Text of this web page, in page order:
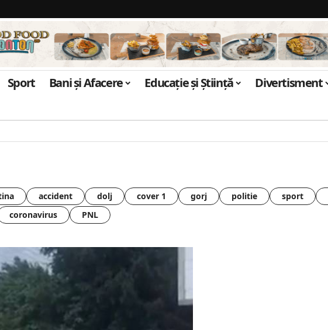
Sport Bani și Afacere Educație și Știință Divertisment
accident dolj cover 1 gorj politie sport
coronavirus PNL